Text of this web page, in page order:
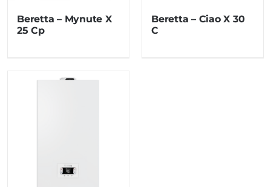
Beretta – Mynute X
25 Cp
Beretta – Ciao X 30
C